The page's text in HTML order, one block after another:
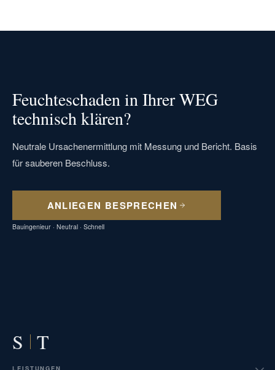
Feuchteschaden in Ihrer WEG
technisch klären?
Neutrale Ursachenermittlung mit Messung und Bericht. Basis
für sauberen Beschluss.
ANLIEGEN BESPRECHEN
Bauingenieur · Neutral · Schnell
S T
LEISTUNGEN